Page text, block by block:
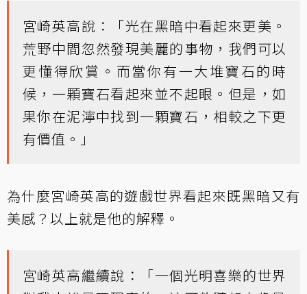
宮崎英高說：「光在黑暗中看起來更美。
荒野中間忽然發現美麗的事物，我們可以
更懂得欣賞。而當你有一大堆寶石的時
候，一顆寶石看起來並不起眼。但是，如
果你在泥濘中找到一顆寶石，相較之下更
有價值。」
為什麼宮崎英高的遊戲世界看起來既黑暗又有
美感？以上就是他的解釋。
宮崎英高繼續說：「一個光明喜樂的世界